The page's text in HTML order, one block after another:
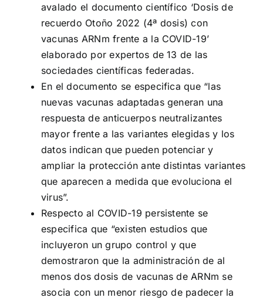
avalado el documento científico ‘Dosis de
recuerdo Otoño 2022 (4ª dosis) con
vacunas ARNm frente a la COVID-19’
elaborado por expertos de 13 de las
sociedades científicas federadas.
En el documento se especifica que “las
nuevas vacunas adaptadas generan una
respuesta de anticuerpos neutralizantes
mayor frente a las variantes elegidas y los
datos indican que pueden potenciar y
ampliar la protección ante distintas variantes
que aparecen a medida que evoluciona el
virus”.
Respecto al COVID-19 persistente se
especifica que “existen estudios que
incluyeron un grupo control y que
demostraron que la administración de al
menos dos dosis de vacunas de ARNm se
asocia con un menor riesgo de padecer la